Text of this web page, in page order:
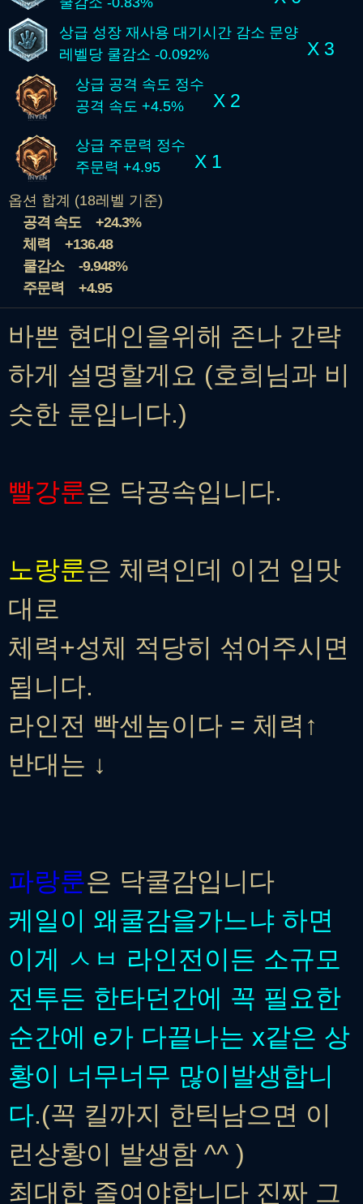
상급 성장 재사용 대기시간 감소 문양
레벨당 쿨감소 -0.092%
X 3
상급 공격 속도 정수
공격 속도 +4.5%
X 2
상급 주문력 정수
주문력 +4.95
X 1
옵션 합계 (18레벨 기준)
공격 속도
+24.3%
체력
+136.48
쿨감소
-9.948%
주문력
+4.95
바쁜 현대인을위해 존나 간략
하게 설명할게요 (호희님과 비
슷한 룬입니다.)
빨강룬은 닥공속입니다.
노랑룬은 체력인데 이건 입맛
대로
체력+성체 적당히 섞어주시면
됩니다.
라인전 빡센놈이다 = 체력↑
반대는 ↓
파랑룬은 닥쿨감입니다
케일이 왜쿨감을가느냐 하면
이게 ㅅㅂ 라인전이든 소규모
전투든 한타던간에 꼭 필요한
순간에 e가 다끝나는 x같은 상
황이 너무너무 많이발생합니
다.(꼭 킬까지 한틱남으면 이
런상황이 발생함 ^^ )
최대한 줄여야합니다 진짜 그